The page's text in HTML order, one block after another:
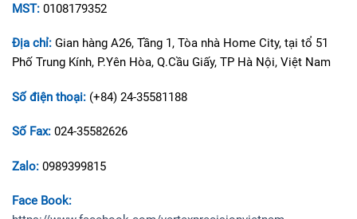
MST: 0108179352
Địa chỉ: Gian hàng A26, Tầng 1, Tòa nhà Home City, tại tổ 51
Phố Trung Kính, P.Yên Hòa, Q.Cầu Giấy, TP Hà Nội, Việt Nam
Số điện thoại: (+84) 24-35581188
Số Fax: 024-35582626
Zalo: 0989399815
Face Book: